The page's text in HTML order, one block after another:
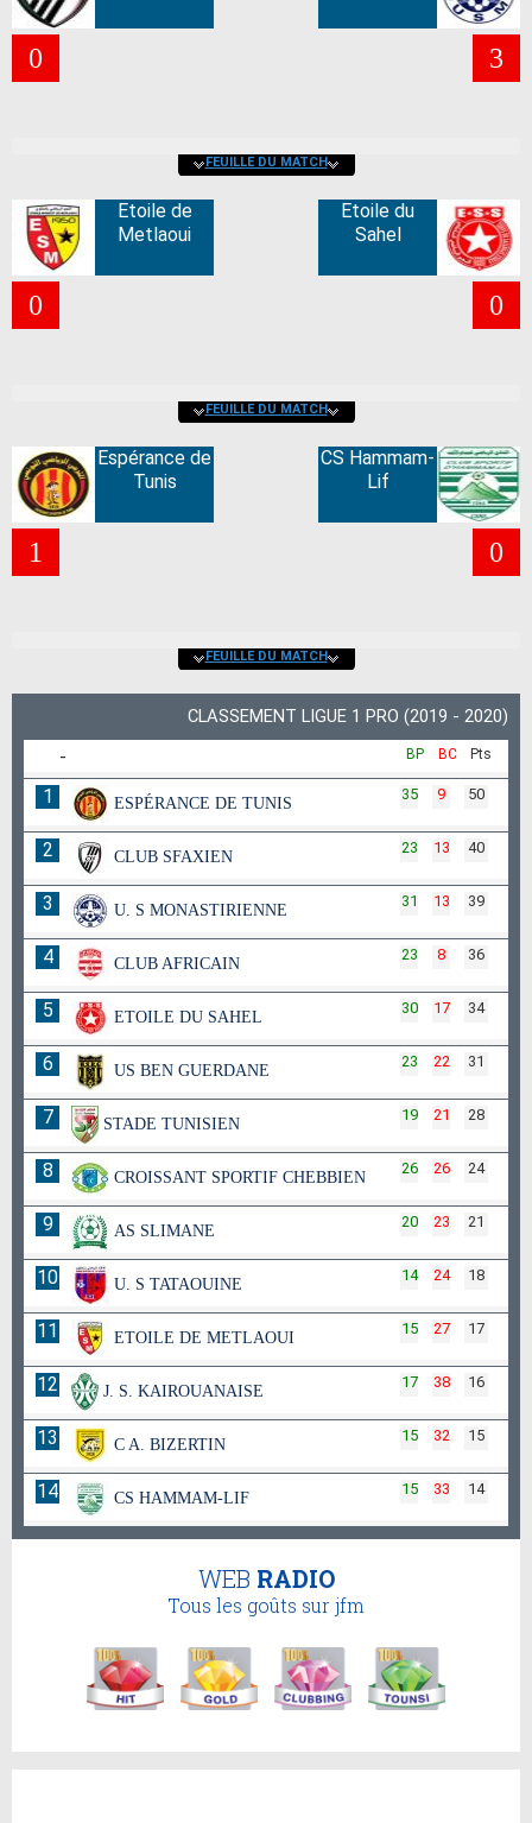
0 3
FEUILLE DU MATCH
Etoile de
Metlaoui
0
Etoile du
Sahel
0
FEUILLE DU MATCH
Espérance de
Tunis
1
CS Hammam-
Lif
0
FEUILLE DU MATCH
CLASSEMENT LIGUE 1 PRO (2019 - 2020)
- Pts
BC
BP
1 ESPÉRANCE DE TUNIS
50
9
35
2 CLUB SFAXIEN
40
13
23
3 U. S MONASTIRIENNE
39
13
31
4 CLUB AFRICAIN
36
8
23
5 ETOILE DU SAHEL
34
17
30
6 US BEN GUERDANE
31
22
23
7 STADE TUNISIEN
28
21
19
8 CROISSANT SPORTIF CHEBBIEN
24
26
26
9 AS SLIMANE
21
23
20
10 U. S TATAOUINE
18
24
14
11 ETOILE DE METLAOUI
17
27
15
12 J. S. KAIROUANAISE
16
38
17
13 C A. BIZERTIN
15
32
15
14 CS HAMMAM-LIF
14
33
15
WEB RADIO
Tous les goûts sur jfm